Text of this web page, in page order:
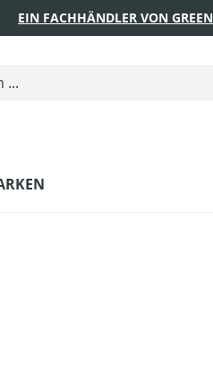
EIN FACHHÄNDLER VON